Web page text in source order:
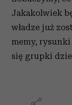
Jakakolwiek
władze już
memy,
się grupki